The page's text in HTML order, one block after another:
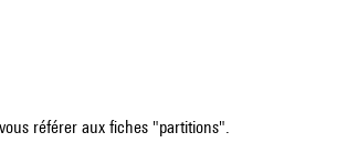
référer aux fiches "partitions".